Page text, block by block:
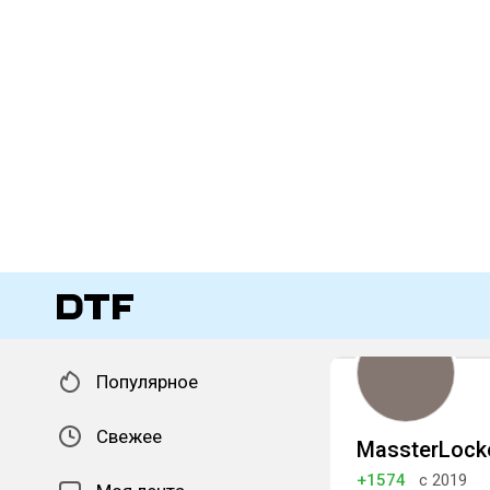
Популярное
Свежее
+1574 с 2019